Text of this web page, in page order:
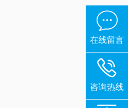

在线留言

咨询热线